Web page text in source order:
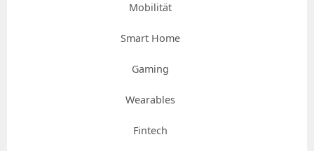
Mobilität
Smart Home
Gaming
Wearables
Fintech